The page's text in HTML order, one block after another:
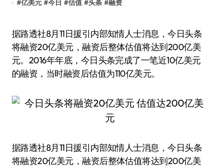
#亿美元 #今日 #估值 #头条 #融资
据路透社8月11日援引内部知情人士消息，今日头条
将融资20亿美元，融资后整体估值将达到200亿美
元。2016年年底，今日头条完成了一笔近10亿美元
的融资，当时融资后估值为110亿美元。
据路透社8月11日援引内部知情人士消息，今日头条
将融资20亿美元，融资后整体估值将达到200亿美